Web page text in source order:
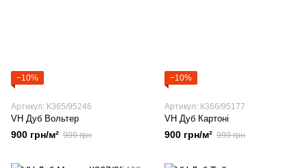
−10%
Артикул: К365/95246
VH Дуб Вольтер
900 грн/м² 999 грн
−10%
Артикул: К366/95177
VH Дуб Картоні
900 грн/м² 999 грн